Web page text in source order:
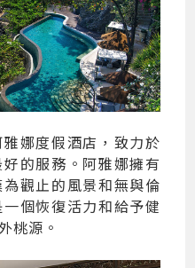
娜度假酒店，致力於
的服務。阿雅娜擁有
觀止的風景和無與倫
個恢復活力和給予健
桃源。